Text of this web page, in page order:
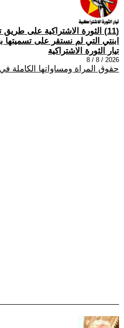
(11) الثورة الاشتراكية على
ابنتي التي لم نستقر على تسميتها
تيار الثورة الاشتراكية
2026 / 8 / 8
حقوق المراة ومساواتها الكاملة